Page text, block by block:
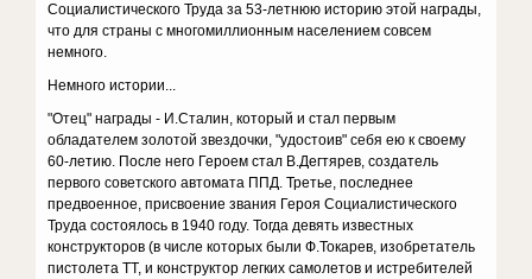
Социалистического Труда за 53-летнюю историю этой награды,
что для страны с многомиллионным населением совсем
немного.
Немного истории...
"Отец" награды - И.Сталин, который и стал первым
обладателем золотой звездочки, "удостоив" себя ею к своему
60-летию. После него Героем стал В.Дегтярев, создатель
первого советского автомата ППД. Третье, последнее
предвоенное, присвоение звания Героя Социалистического
Труда состоялось в 1940 году. Тогда девять известных
конструкторов (в числе которых были Ф.Токарев, изобретатель
пистолета ТТ, и конструктор легких самолетов и истребителей